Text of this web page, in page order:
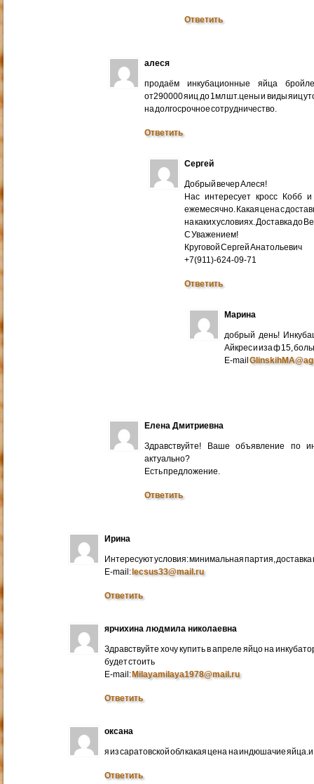
Ответить
алеся
продаём инкубационные яйца
от290000 яиц до 1мл шт.цены и виды яиц
на долгосрочное сотрудничество.
Ответить
Сергей
Добрый вечер Алеся!
Нас интересует кросс Кобб
ежемесячно. Какая цена с
на каких условиях. Доставка до
С Уважением!
Круговой Сергей Анатольевич
+7(911)-624-09-71
Ответить
Марина
добрый день!
Айкрес и иза ф 15,
E-mail
Елена Дмитриевна
Здравствуйте! Ваше объявление по
актуально?
Есть предложение.
Ответить
Ирина
Интересуют условия: минимальная партия, доставка
E-mail:lecsus33@mail.ru
Ответить
ярчихина людмила николаевна
Здравствуйте хочу купить в апреле яйцо на
будет стоить
E-mail:Milayamilaya1978@mail.ru
Ответить
оксана
я из саратовской обл какая цена на индюшачие яйца.и
Ответить